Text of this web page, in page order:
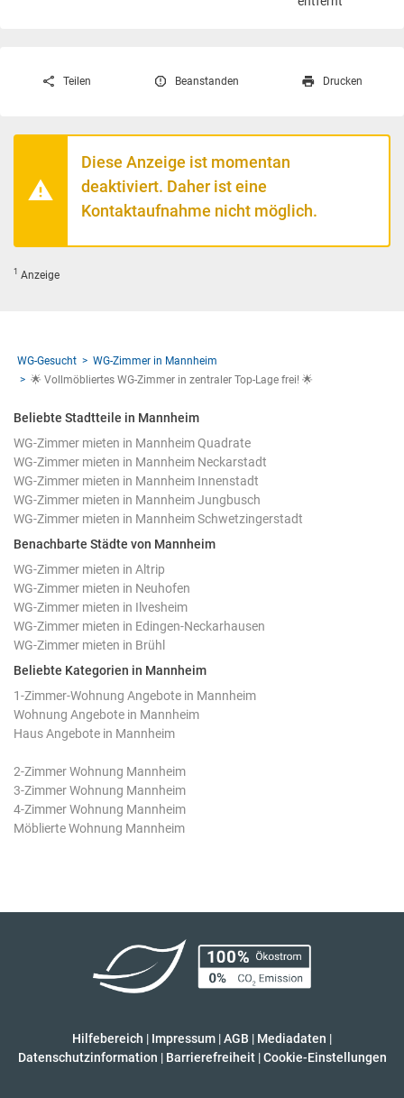
Teilen Beanstanden Drucken
Diese Anzeige ist momentan
deaktiviert. Daher ist eine
Kontaktaufnahme nicht möglich.
1 Anzeige
WG-Gesucht
WG-Zimmer in Mannheim
🌟 Vollmöbliertes WG-Zimmer in zentraler Top-Lage frei! 🌟
Beliebte Stadtteile in Mannheim
WG-Zimmer mieten in Mannheim Quadrate
WG-Zimmer mieten in Mannheim Neckarstadt
WG-Zimmer mieten in Mannheim Innenstadt
WG-Zimmer mieten in Mannheim Jungbusch
WG-Zimmer mieten in Mannheim Schwetzingerstadt
Benachbarte Städte von Mannheim
WG-Zimmer mieten in Altrip
WG-Zimmer mieten in Neuhofen
WG-Zimmer mieten in Ilvesheim
WG-Zimmer mieten in Edingen-Neckarhausen
WG-Zimmer mieten in Brühl
Beliebte Kategorien in Mannheim
1-Zimmer-Wohnung Angebote in Mannheim
Wohnung Angebote in Mannheim
Haus Angebote in Mannheim
2-Zimmer Wohnung Mannheim
3-Zimmer Wohnung Mannheim
4-Zimmer Wohnung Mannheim
Möblierte Wohnung Mannheim
Hilfebereich | Impressum |AGB | Mediadaten |
Datenschutzinformation | Barrierefreiheit | Cookie-Einstellungen